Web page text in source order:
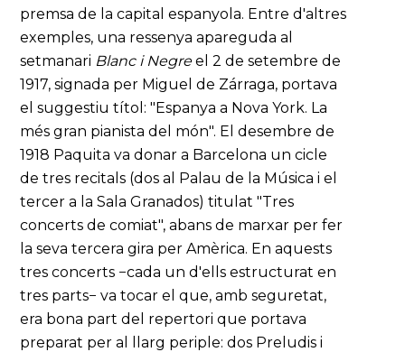
premsa de la capital espanyola. Entre d'altres
exemples, una ressenya apareguda al
setmanari Blanc i Negreel 2 de setembre de
1917, signada per Miguel de Zárraga, portava
el suggestiu títol: "Espanya a Nova York. La
més gran pianista del món". El desembre de
1918 Paquita va donar a Barcelona un cicle
de tres recitals (dos al Palau de la Música i el
tercer a la Sala Granados) titulat "Tres
concerts de comiat", abans de marxar per fer
la seva tercera gira per Amèrica. En aquests
tres concerts −cada un d'ells estructurat en
tres parts− va tocar el que, amb seguretat,
era bona part del repertori que portava
preparat per al llarg periple: dos Preludis i